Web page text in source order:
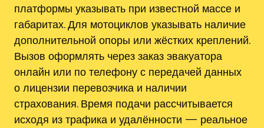
платформы указывать при известной массе и
габаритах. Для мотоциклов указывать наличие
дополнительной опоры или жёстких креплений.
Вызов оформлять через заказ эвакуатора
онлайн или по телефону с передачей данных
о лицензии перевозчика и наличии
страхования. Время подачи рассчитывается
исходя из трафика и удалённости — реальное